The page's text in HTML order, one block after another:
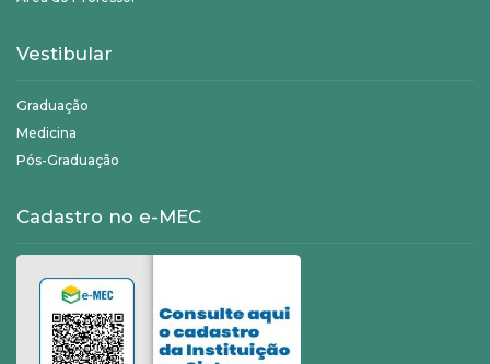
Vestibular
Graduação
Medicina
Pós-Graduação
Cadastro no e-MEC